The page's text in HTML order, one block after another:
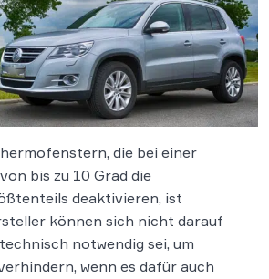
die bei einer
bis zu 10 Grad die
deaktivieren, ist
können sich nicht darauf
notwendig sei, um
wenn es dafür auch